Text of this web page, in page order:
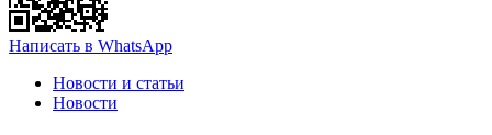
Написать в WhatsApp
Новости и статьи
Новости